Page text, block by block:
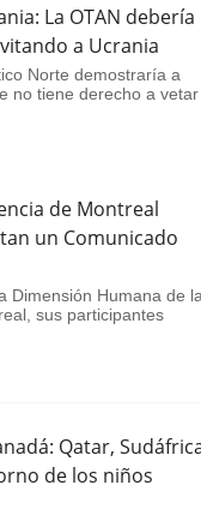
La OTAN debería
a Ucrania
Norte demostraría a
no tiene derecho a vetar
de Montreal
un Comunicado
Dimensión Humana de
sus participantes
Qatar,
de los niños